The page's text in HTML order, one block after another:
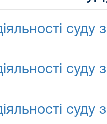
суду
суду
суду